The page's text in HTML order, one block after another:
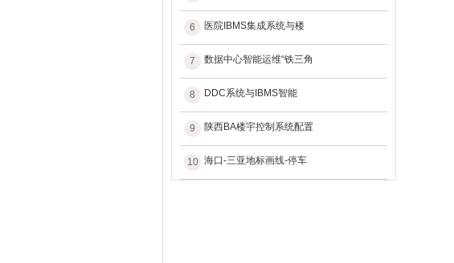
6 医院IBMS集成系统与楼
7 数据中心智能运维“铁三角
8 DDC系统与IBMS智能
9 陕西BA楼宇控制系统配置
10 海口-三亚地标画线-停车